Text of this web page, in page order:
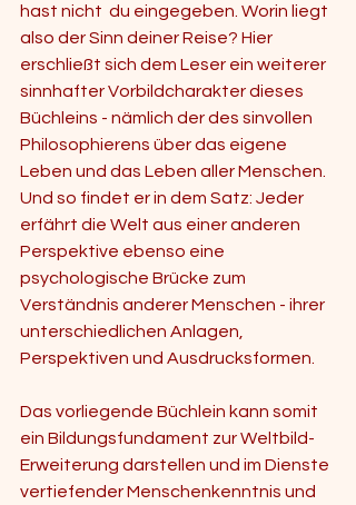
hast nicht  du eingegeben. Worin liegt
also der Sinn deiner Reise? Hier
erschließt sich dem Leser ein weiterer
sinnhafter Vorbildcharakter dieses
Büchleins - nämlich der des sinvollen
Philosophierens über das eigene
Leben und das Leben aller Menschen.
Und so findet er in dem Satz: Jeder
erfährt die Welt aus einer anderen
Perspektive ebenso eine
psychologische Brücke zum
Verständnis anderer Menschen - ihrer
unterschiedlichen Anlagen,
Perspektiven und Ausdrucksformen.
Das vorliegende Büchlein kann somit
ein Bildungsfundament zur Weltbild-
Erweiterung darstellen und im Dienste
vertiefender Menschenkenntnis und